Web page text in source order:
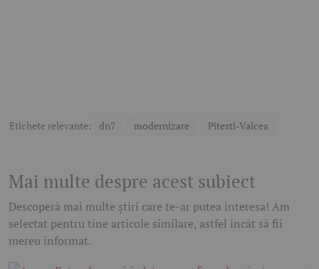
Etichete relevante: dn7 modernizare Pitesti-Valcea
Mai multe despre acest subiect
Descoperă mai multe știri care te-ar putea interesa! Am
selectat pentru tine articole similare, astfel încât să fii
mereu informat.